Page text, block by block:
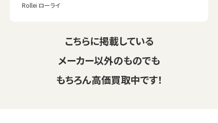
Rollei ローライ
こちらに掲載している
メーカー以外のものでも
もちろん高価買取中です！